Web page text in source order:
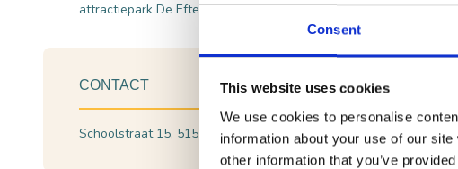
Consent
This website uses cookies
We use cookies to personalise
information about your use of our
other information that you’ve
attractiepark De Efteling.
CONTACT
Schoolstraat 15, 5151 HH Drunen Plan je route